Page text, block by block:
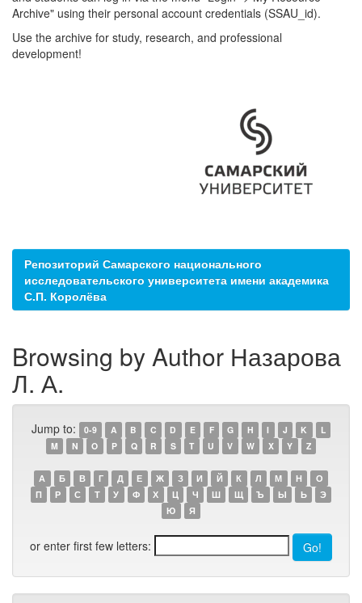
Archive" using their personal account credentials (SSAU_id).
Use the archive for study, research, and professional
development!
Репозиторий Самарского национального
исследовательского университета имени академика
С.П. Королёва
Browsing by Author Назарова
Л. А.
Jump to: 0-9 A B C D E F G H I J K
L
M
N O P Q R S T U V W X Y Z
А Б В Г Д Е Ж З И Й К Л М Н
О
П
Р С Т У Ф Х Ц Ч Ш Щ Ъ Ы Ь
Э
Ю
Я
or enter first few letters: